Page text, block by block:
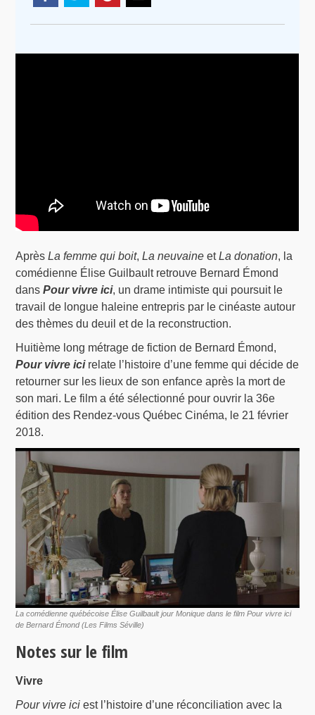
AprèsLa femme qui boit,La neuvaine etLa donation, la
comédienne Élise Guilbault retrouve Bernard Émond
dansPour vivre ici, un drame intimiste qui poursuit le
travail de longue haleine entrepris par le cinéaste autour
des thèmes du deuil et de la reconstruction.
Huitième long métrage de fiction de Bernard Émond,
Pour vivre icirelate l’histoire d’une femme qui décide de
retourner sur les lieux de son enfance après la mort de
son mari. Le film a été sélectionné pour ouvrir la 36e
édition des Rendez-vous Québec Cinéma, le 21 février
2018.
La comédienne québécoise Élise Guilbault jour Monique dans le film Pour vivre ici
de Bernard Émond (Les Films Séville)
Notes sur le film
Vivre
Pour vivre ici est l’histoire d’une réconciliation avec la